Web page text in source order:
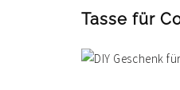
Tasse für